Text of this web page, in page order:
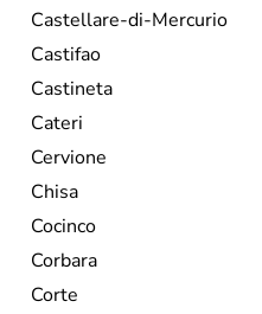
Castellare-di-Mercurio
Castifao
Castineta
Cateri
Cervione
Chisa
Cocinco
Corbara
Corte